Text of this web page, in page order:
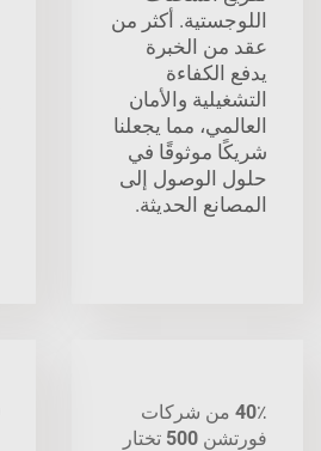
اللوجستية. أكثر من
عقد من الخبرة
يدفع الكفاءة
التشغيلية والأمان
العالمي، مما يجعلنا
شريكًا موثوقًا في
حلول الوصول إلى
المصانع الحديثة.
40٪ من شركات
فورتشن 500 تختار